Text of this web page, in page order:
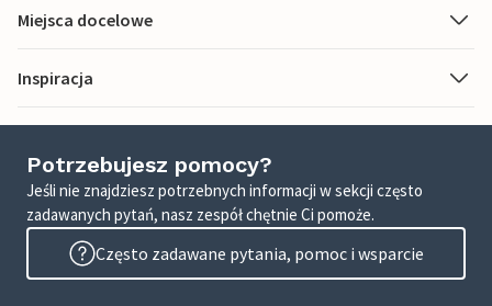
Miejsca docelowe
Inspiracja
Potrzebujesz pomocy?
Jeśli nie znajdziesz potrzebnych informacji w sekcji często
zadawanych pytań, nasz zespół chętnie Ci pomoże.
Często zadawane pytania, pomoc i wsparcie